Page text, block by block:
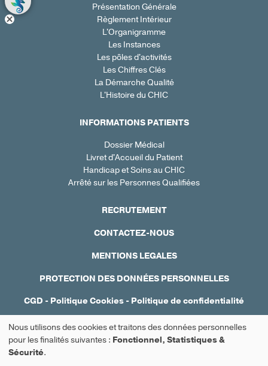
Présentation Générale
Règlement Intérieur
L'Organigramme
Les Instances
Les pôles d'activités
Les Chiffres Clés
La Démarche Qualité
L'Histoire du CHIC
INFORMATIONS PATIENTS
Dossier Médical
Livret d'Accueil du Patient
Handicap et Soins au CHIC
Arrêté sur les Personnes Qualifiées
RECRUTEMENT
CONTACTEZ-NOUS
MENTIONS LEGALES
PROTECTION DES DONNÉES PERSONNELLES
CGD - Politique Cookies - Politique de confidentialité
Réalisation : Ascomedia
Utilisation
des
Nous utilisons des cookies et traitons des données personnelles
pour les finalités suivantes : Fonctionnel, Statistiques &
Sécurité.